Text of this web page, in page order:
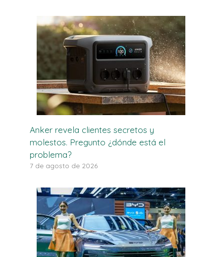
Anker revela clientes secretos y
molestos. Pregunto ¿dónde está el
problema?
7 de agosto de 2026